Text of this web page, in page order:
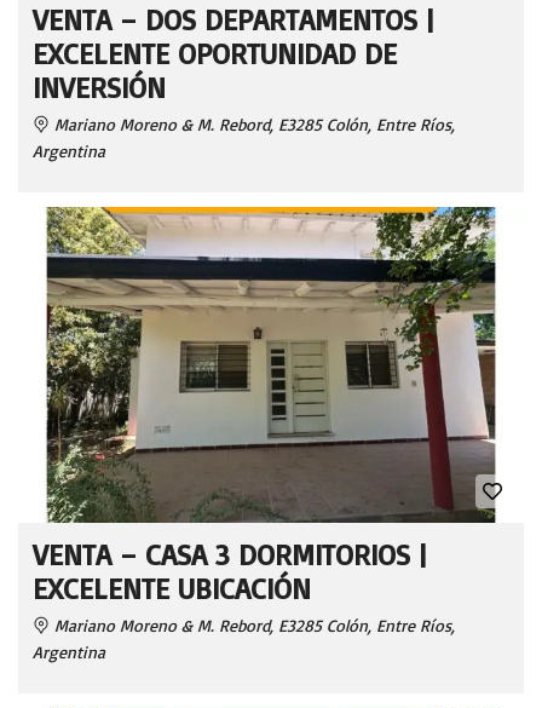
VENTA – DOS DEPARTAMENTOS |
EXCELENTE OPORTUNIDAD DE
INVERSIÓN
Mariano Moreno & M. Rebord, E3285 Colón, Entre Ríos,
Argentina
VENTA – CASA 3 DORMITORIOS |
EXCELENTE UBICACIÓN
Mariano Moreno & M. Rebord, E3285 Colón, Entre Ríos,
Argentina